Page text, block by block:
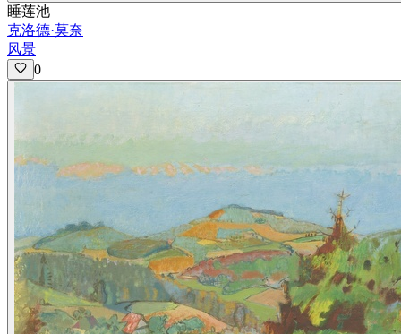
睡莲池
克洛德·莫奈
风景
0